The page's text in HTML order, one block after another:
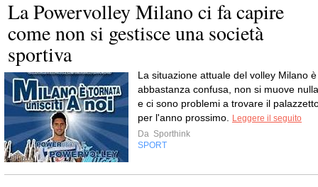
La Powervolley Milano ci fa capire
come non si gestisce una società
sportiva
La situazione attuale del volley Milano è
abbastanza confusa, non si muove nulla
e ci sono problemi a trovare il
per l'anno prossimo.
Leggere il seguito
Da Sporthink
SPORT